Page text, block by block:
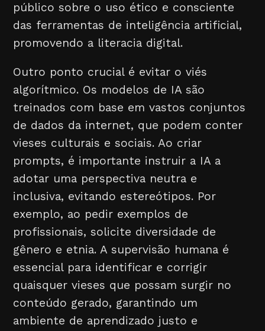
público sobre o uso ético e consciente
das ferramentas de inteligência artificial,
promovendo a literacia digital.
Outro ponto crucial é evitar o viés
algorítmico. Os modelos de IA são
treinados com base em vastos conjuntos
de dados da internet, que podem conter
vieses culturais e sociais. Ao criar
prompts, é importante instruir a IA a
adotar uma perspectiva neutra e
inclusiva, evitando estereótipos. Por
exemplo, ao pedir exemplos de
profissionais, solicite diversidade de
gênero e etnia. A supervisão humana é
essencial para identificar e corrigir
quaisquer vieses que possam surgir no
conteúdo gerado, garantindo um
ambiente de aprendizado justo e